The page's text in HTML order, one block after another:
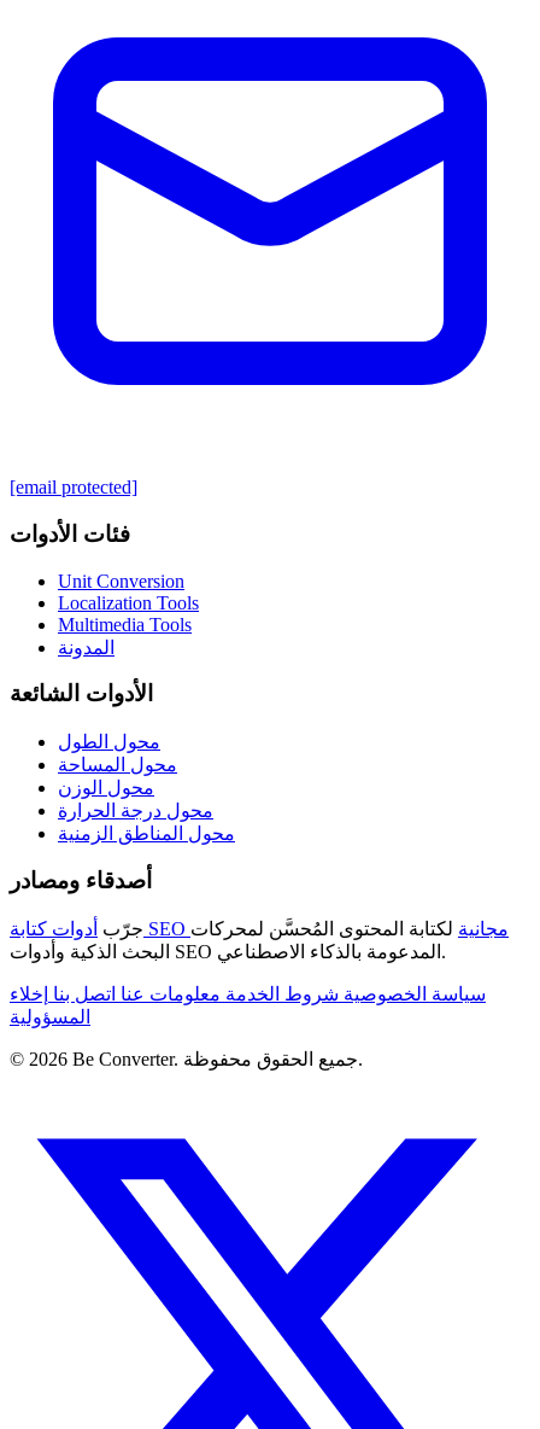
[email protected]
فئات الأدوات
Unit Conversion
Localization Tools
Multimedia Tools
المدونة
الأدوات الشائعة
محول الطول
محول المساحة
محول الوزن
محول درجة الحرارة
محول المناطق الزمنية
أصدقاء ومصادر
جرّب أدوات كتابة SEO مجانية لكتابة المحتوى المُحسَّن لمحركات
البحث الذكية وأدوات SEO المدعومة بالذكاء الاصطناعي.
سياسة الخصوصية شروط الخدمة معلومات عنا اتصل بنا إخلاء
المسؤولية
© 2026 Be Converter. جميع الحقوق محفوظة.